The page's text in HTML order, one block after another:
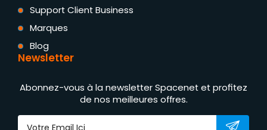
Support Client Business
Marques
Blog
Newsletter
Abonnez-vous à la newsletter Spacenet et profitez
de nos meilleures offres.